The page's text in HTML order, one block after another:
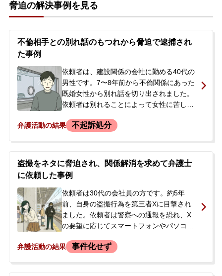
ご依頼者からのお手紙
無料相談の口コミ評判
刑事事件について知りたい方
脅迫の解決事例を見る
不倫相手との別れ話のもつれから脅迫で逮捕され
た事例
依頼者は、建設関係の会社に勤める40代の
男性です。7〜8年前から不倫関係にあった
既婚女性から別れ話を切り出されました。
依頼者は別れることによって女性に苦しん
「（あなたの住んでいる町に）住めなくな
性が警察に相談したことで事件が発覚し、
依頼者は脅迫の容疑で逮捕されました。逮
捕の連絡を受けた依頼者の妻から当事務所
に電話があり、夫が逮捕されたので事件の
内容を把握してほしいとのことで、弁護士
が警察署へ初回接見に向かいました。接見
後、正式に弁護活動をご依頼いただきまし
弁護活動の結果 不起訴処分
盗撮をネタに脅迫され、関係解消を求めて弁護士
に依頼した事例
依頼者は30代の会社員の方です。約5年
前、自身の盗撮行為を第三者Xに目撃され
ました。依頼者は警察への通報を恐れ、X
の要望に応じてスマートフォンやパソコン
至るまで、Xに通報をちらつかされて脅さ
弁護活動の結果 事件化せず